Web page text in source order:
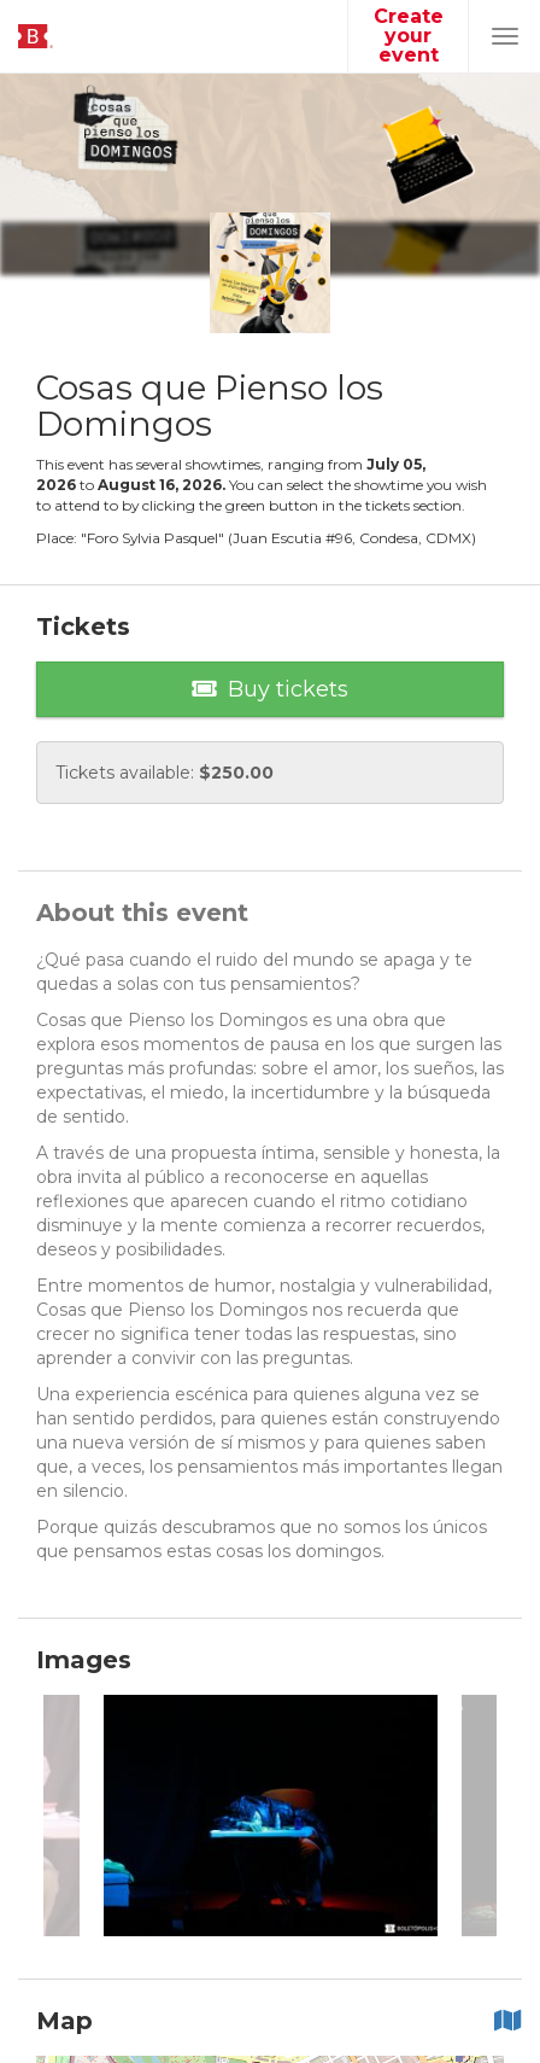
Create
your
event
Cosas que Pienso los
Domingos
This event has several showtimes, ranging from July 05,
2026 to August 16, 2026. You can select the showtime you wish
to attend to by clicking the green button in the tickets section.
Place: "Foro Sylvia Pasquel" (Juan Escutia #96, Condesa, CDMX)
Tickets
Buy tickets
Tickets available: $250.00
About this event
¿Qué pasa cuando el ruido del mundo se apaga y te
quedas a solas con tus pensamientos?
Cosas que Pienso los Domingos es una obra que
explora esos momentos de pausa en los que surgen las
preguntas más profundas: sobre el amor, los sueños, las
expectativas, el miedo, la incertidumbre y la búsqueda
de sentido.
A través de una propuesta íntima, sensible y honesta, la
obra invita al público a reconocerse en aquellas
reflexiones que aparecen cuando el ritmo cotidiano
disminuye y la mente comienza a recorrer recuerdos,
deseos y posibilidades.
Entre momentos de humor, nostalgia y vulnerabilidad,
Cosas que Pienso los Domingos nos recuerda que
crecer no significa tener todas las respuestas, sino
aprender a convivir con las preguntas.
Una experiencia escénica para quienes alguna vez se
han sentido perdidos, para quienes están construyendo
una nueva versión de sí mismos y para quienes saben
que, a veces, los pensamientos más importantes llegan
en silencio.
Porque quizás descubramos que no somos los únicos
que pensamos estas cosas los domingos.
Images
Map